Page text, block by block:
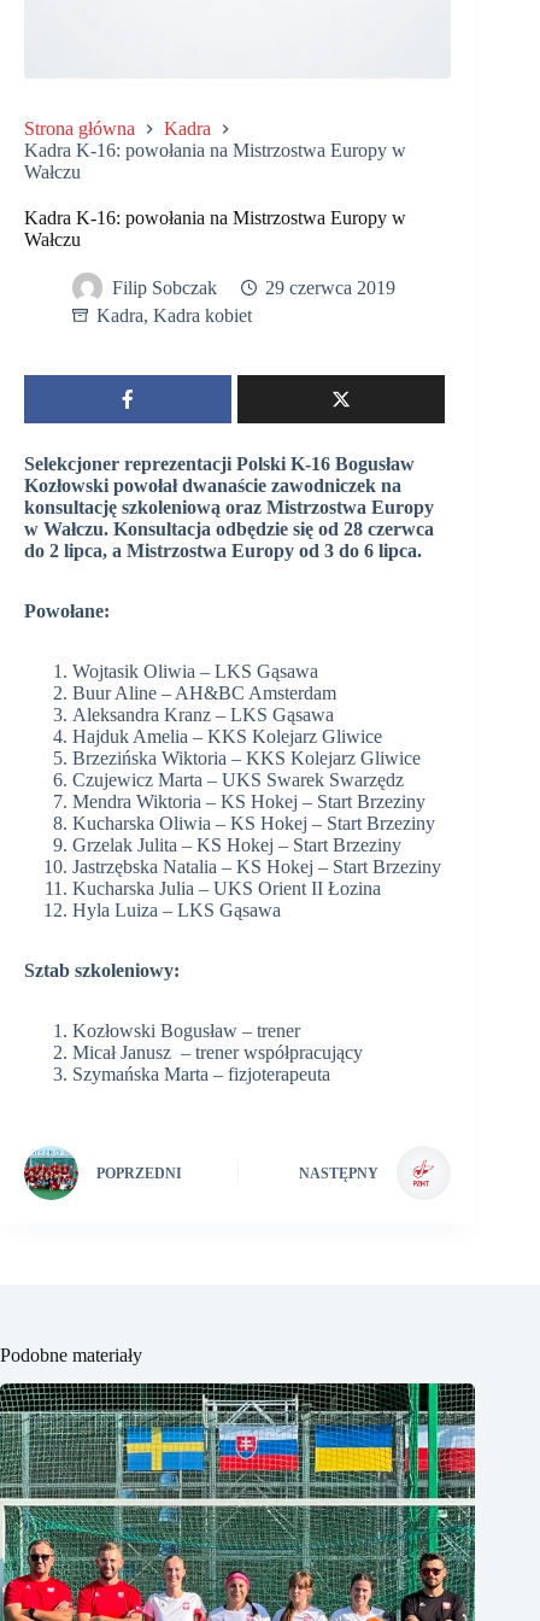
Strona główna
Kadra
Kadra K-16: powołania na Mistrzostwa Europy w
Wałczu
Kadra K-16: powołania na Mistrzostwa Europy w
Wałczu
Filip Sobczak
29 czerwca 2019
Kadra, Kadra kobiet
Selekcjoner reprezentacji Polski K-16 Bogusław
Kozłowski powołał dwanaście zawodniczek na
konsultację szkoleniową oraz Mistrzostwa Europy
w Wałczu. Konsultacja odbędzie się od 28 czerwca
do 2 lipca, a Mistrzostwa Europy od 3 do 6 lipca.
Powołane:
Wojtasik Oliwia – LKS Gąsawa
Buur Aline – AH&BC Amsterdam
Aleksandra Kranz – LKS Gąsawa
Hajduk Amelia – KKS Kolejarz Gliwice
Brzezińska Wiktoria – KKS Kolejarz Gliwice
Czujewicz Marta – UKS Swarek Swarzędz
Mendra Wiktoria – KS Hokej – Start Brzeziny
Kucharska Oliwia – KS Hokej – Start Brzeziny
Grzelak Julita – KS Hokej – Start Brzeziny
Jastrzębska Natalia – KS Hokej – Start Brzeziny
Kucharska Julia – UKS Orient II Łozina
Hyla Luiza – LKS Gąsawa
Sztab szkoleniowy:
Kozłowski Bogusław – trener
Micał Janusz – trener współpracujący
Szymańska Marta – fizjoterapeuta
POPRZEDNI NASTĘPNY
Podobne materiały